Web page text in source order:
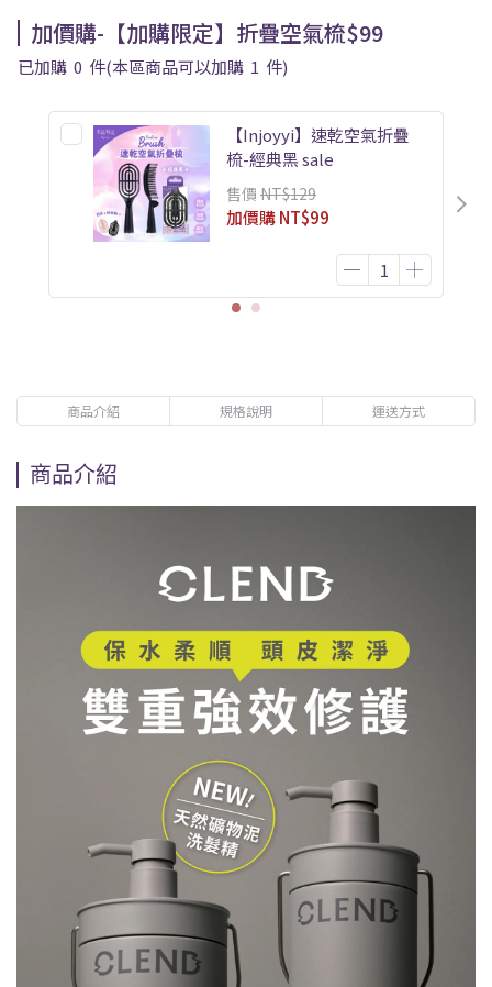
加價購-【加購限定】折疊空氣梳$99
已加購 0 件(本區商品可以加購 1 件)
【Injoyyi】速乾空氣折疊
梳-經典黑 sale
售價 NT$129
加價購NT$99
商品介紹 規格說明 運送方式
商品介紹